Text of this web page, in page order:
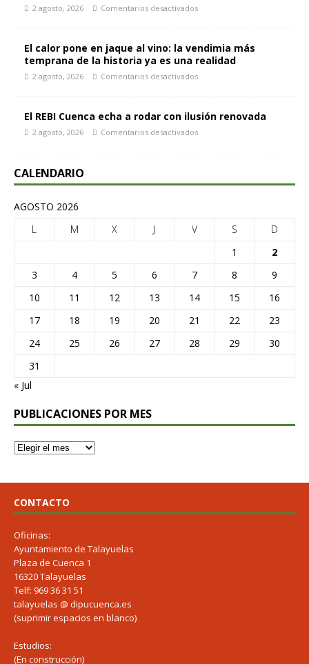
2 agosto, 2026 Comentarios desactivados
El calor pone en jaque al vino: la vendimia más
temprana de la historia ya es una realidad
2 agosto, 2026 Comentarios desactivados
El REBI Cuenca echa a rodar con ilusión renovada
2 agosto, 2026 Comentarios desactivados
CALENDARIO
AGOSTO 2026
L
M X J V S
D
1
2
3
4 5 6 7 8
9
10
11 12 13 14 15
16
17
18 19 20 21 22
23
24
25 26 27 28 29
30
31
« Jul
PUBLICACIONES POR MES
CONTACTO
Oficinas:
Ayuntamiento de Talayuelas
Plaza de Cuenca 1
16320 Talayuelas
Telf: 969 36 31 51
talayuelas @ dipucuenca.es
(suprimir espacios en blanco)
Estudios:
(En construcción)